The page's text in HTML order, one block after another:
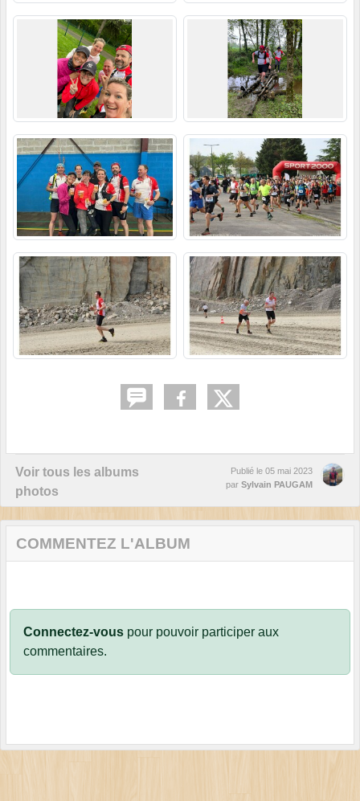
Voir tous les albums
photos
Publié le 05 mai 2023
par Sylvain PAUGAM
COMMENTEZ L'ALBUM
Connectez-vous pour pouvoir participer aux
commentaires.